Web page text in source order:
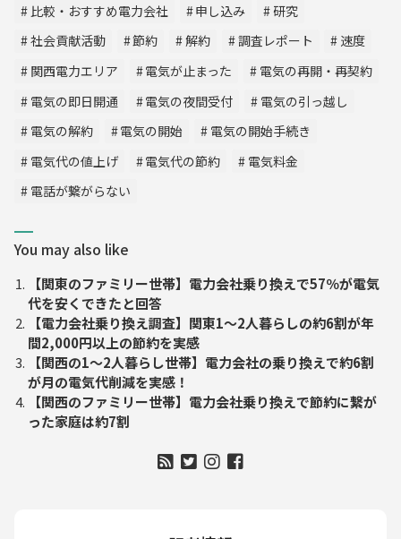
比較・おすすめ電力会社
申し込み
研究
社会貢献活動
節約 解約 調査レポート
速度
関西電力エリア
電気が止まった
電気の再開・再契約
電気の即日開通
電気の夜間受付
電気の引っ越し
電気の解約
電気の開始
電気の開始手続き
電気代の値上げ
電気代の節約
電気料金
電話が繋がらない
You may also like
【関東のファミリー世帯】電力会社乗り換えで57％が電気
代を安くできたと回答
【電力会社乗り換え調査】関東1～2人暮らしの約6割が年
間2,000円以上の節約を実感
【関西の1～2人暮らし世帯】電力会社の乗り換えで約6割
が月の電気代削減を実感！
【関西のファミリー世帯】電力会社乗り換えで節約に繋が
った家庭は約7割